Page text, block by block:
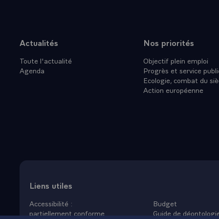
Vous
d'autres
de
- LE
habitants
Jarnac. La
Latche,
- LE
-
Plan du site
Actualités
Toute l'actualité
Agenda
Nos priorités
Objectif plein emploi
Progrès et service
Ecologie, combat du
Action européenne
Liens utiles
Accessibilité :
partiellement conforme
Budget
Guide de